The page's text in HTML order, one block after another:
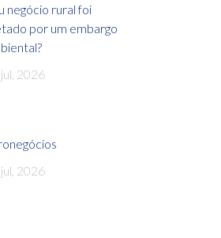
negócio rural foi
por um embargo
2026
2026